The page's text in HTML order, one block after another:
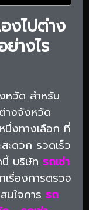
งไปต่าง
างไร
หวัด สำหรับ
างจังหวัด
นึ่งทางเลือก ที่
ะดวก รวดเร็ว
นี้ บริษัท รถเช่า
เรื่องการตรวจ
ใจการ รถ